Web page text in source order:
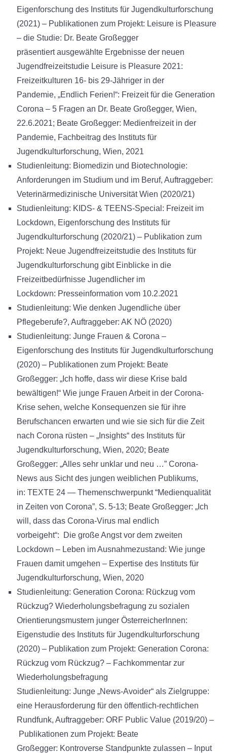
Eigenforschung des Instituts für Jugendkulturforschung
(2021) – Publikationen zum Projekt: Leisure is Pleasure
– die Studie: Dr. Beate Großegger
präsentiert ausgewählte Ergebnisse der neuen
Jugendfreizeitstudie Leisure is Pleasure 2021:
Freizeitkulturen 16- bis 29-Jähriger in der
Pandemie, „Endlich Ferien!“: Freizeit für die Generation
Corona – 5 Fragen an Dr. Beate Großegger, Wien,
22.6.2021; Beate Großegger: Medienfreizeit in der
Pandemie, Fachbeitrag des Instituts für
Jugendkulturforschung, Wien, 2021
Studienleitung: Biomedizin und Biotechnologie:
Anforderungen im Studium und im Beruf, Auftraggeber:
Veterinärmedizinische Universität Wien (2020/21)
Studienleitung: KIDS- & TEENS-Special: Freizeit im
Lockdown, Eigenforschung des Instituts für
Jugendkulturforschung (2020/21) – Publikation zum
Projekt: Neue Jugendfreizeitstudie des Instituts für
Jugendkulturforschung gibt Einblicke in die
Freizeitbedürfnisse Jugendlicher im
Lockdown: Presseinformation vom 10.2.2021
Studienleitung: Wie denken Jugendliche über
Pflegeberufe?, Auftraggeber: AK NÖ (2020)
Studienleitung: Junge Frauen & Corona –
Eigenforschung des Instituts für Jugendkulturforschung
(2020) – Publikationen zum Projekt: Beate
Großegger: „Ich hoffe, dass wir diese Krise bald
bewältigen!“ Wie junge Frauen Arbeit in der Corona-
Krise sehen, welche Konsequenzen sie für ihre
Berufschancen erwarten und wie sie sich für die Zeit
nach Corona rüsten – „Insights“ des Instituts für
Jugendkulturforschung, Wien, 2020; Beate
Großegger: „Alles sehr unklar und neu …” Corona-
News aus Sicht des jungen weiblichen Publikums,
in: TEXTE 24 — Themenschwerpunkt “Medienqualität
in Zeiten von Corona”, S. 5-13; Beate Großegger: „Ich
will, dass das Corona-Virus mal endlich
vorbeigeht“: Die große Angst vor dem zweiten
Lockdown – Leben im Ausnahmezustand: Wie junge
Frauen damit umgehen – Expertise des Instituts für
Jugendkulturforschung, Wien, 2020
Studienleitung: Generation Corona: Rückzug vom
Rückzug? Wiederholungsbefragung zu sozialen
Orientierungsmustern junger ÖsterreicherInnen:
Eigenstudie des Instituts für Jugendkulturforschung
(2020) – Publikation zum Projekt: Generation Corona:
Rückzug vom Rückzug? – Fachkommentar zur
Wiederholungsbefragung
Studienleitung: Junge „News-Avoider“ als Zielgruppe:
eine Herausforderung für den öffentlich-rechtlichen
Rundfunk, Auftraggeber: ORF Public Value (2019/20) –
Publikationen zum Projekt: Beate
Großegger: Kontroverse Standpunkte zulassen – Input